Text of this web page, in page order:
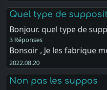
Quel type de
Bonjour. quel type de
3 Réponses
Bonsoir , Je les fabrique
2022.08.20
Non pas les suppos